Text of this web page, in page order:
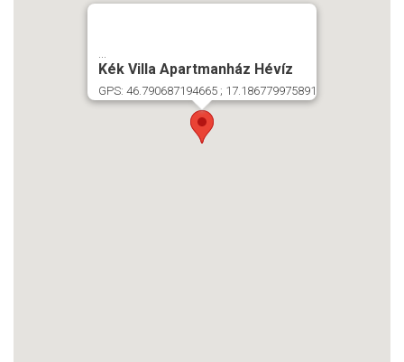
Kék Villa Apartmanház Hévíz
GPS: 46.790687194665 ; 17.186779975891